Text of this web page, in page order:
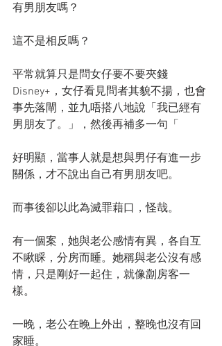
有男朋友嗎？
這不是相反嗎？
平常就算只是問女仔要不要夾錢
Disney+，女仔看見問者其貌不揚，也會
事先落閘，並九唔搭八地說「我已經有
男朋友了。」，然後再補多一句「
好明顯，當事人就是想與男仔有進一步
關係，才不說出自己有男朋友吧。
而事後卻以此為滅罪藉口，怪哉。
有一個案，她與老公感情有異，各自互
不瞅睬，分房而睡。她稱與老公沒有感
情，只是剛好一起住，就像劏房客一
樣。
一晚，老公在晚上外出，整晚也沒有回
家睡。